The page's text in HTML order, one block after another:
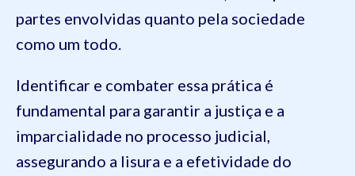
partes envolvidas quanto pela sociedade
como um todo.
Identificar e combater essa prática é
fundamental para garantir a justiça e a
imparcialidade no processo judicial,
assegurando a lisura e a efetividade do